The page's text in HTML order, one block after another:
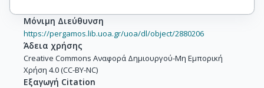
Μόνιμη Διεύθυνση
https://pergamos.lib.uoa.gr/uoa/dl/object/2880206
Άδεια χρήσης
Creative Commons Αναφορά Δημιουργού-Μη Εμπορική
Χρήση 4.0 (CC-BY-NC)
Εξαγωγή Citation